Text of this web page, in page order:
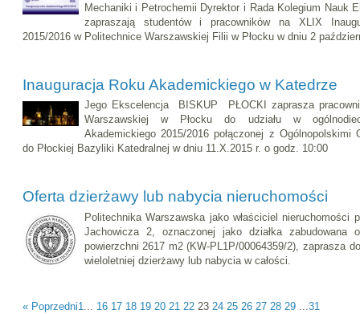
Mechaniki i Petrochemii Dyrektor i Rada Kolegium Nauk
zapraszają studentów i pracowników na XLIX
2015/2016 w Politechnice Warszawskiej Filii w Płocku w dniu 2
Inauguracja Roku Akademickiego w Katedrze
Jego Ekscelencja BISKUP PŁOCKI zaprasza
Warszawskiej w Płocku do udziału w
Akademickiego 2015/2016 połączonej z Ogólnopolskimi
do Płockiej Bazyliki Katedralnej w dniu 11.X.2015 r. o godz. 10:00
Oferta dzierżawy lub nabycia nieruchomości
Politechnika Warszawska jako właściciel nieruchomości
Jachowicza 2, oznaczonej jako działka zabudowana
powierzchni 2617 m2 (KW-PL1P/00064359/2), zaprasza
wieloletniej dzierżawy lub nabycia w całości.
« Poprzedni1 16 17 18 19 20 21 22 23 24 25 26 27 28 29 31